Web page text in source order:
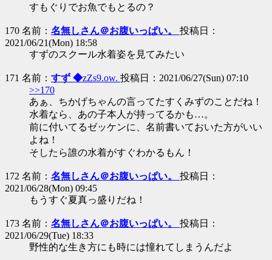
すもぐりでお魚でもとるの？
170 名前： 名無しさん＠お腹いっぱい。 投稿日：
2021/06/21(Mon) 18:58
すずのスクール水着姿を見てみたい
171 名前： すず ◆zZs9.ow. 投稿日：2021/06/27(Sun) 07:10
>>170
あぁ、ちかげちゃんの言ってたすくみずのことだね！
水着なら、あの子本人が持ってるかも…。
前に付いてるゼッケンに、名前書いておいた方がいい
よね！
そしたら誰の水着がすぐわかるもん！
172 名前： 名無しさん＠お腹いっぱい。 投稿日：
2021/06/28(Mon) 09:45
もうすぐ夏真っ盛りだね！
173 名前： 名無しさん＠お腹いっぱい。 投稿日：
2021/06/29(Tue) 18:33
野性的な生き方にも時には憧れてしまうんだよ